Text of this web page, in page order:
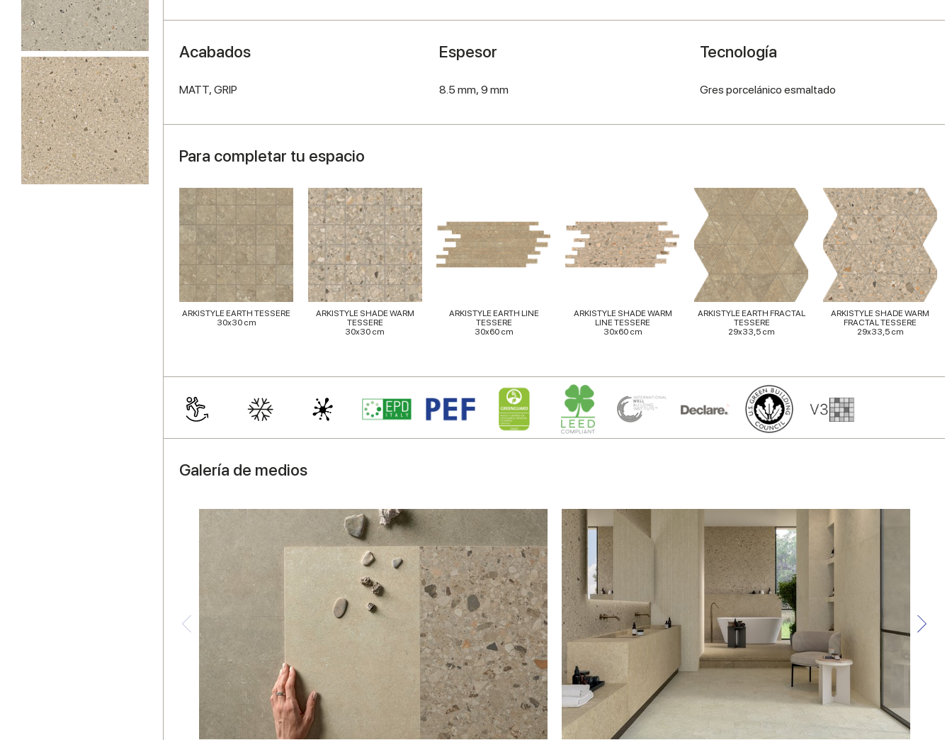
Acabados
MATT, GRIP
Espesor
8.5 mm,9 mm
Tecnología
Gres porcelánico esmaltado
Para completar tu espacio
ARKISTYLE EARTH TESSERE
30x30 cm
ARKISTYLE SHADE WARM
TESSERE
30x30 cm
ARKISTYLE EARTH LINE
TESSERE
30x60 cm
ARKISTYLE SHADE WARM
LINE TESSERE
30x60 cm
ARKISTYLE EARTH FRACTAL
TESSERE
29x33,5 cm
ARKISTYLE SHADE WARM
FRACTAL TESSERE
29x33,5 cm
Galería de medios